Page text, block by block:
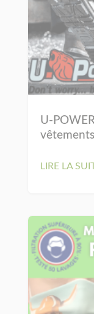
U-
LIRE LA